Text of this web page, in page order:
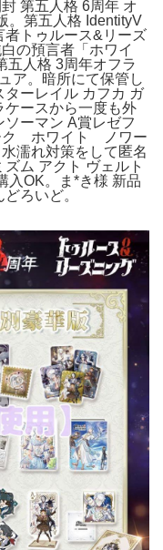
第五人格 6周年 オ
。第五人格 IdentityV
者トゥルース&リーズ
の預言者「ホワイ
五人格 3周年オフラ
ア。暗所にて保管し
ターレイル カフカ ガ
ケースから一度も外
ーマン A賞レゼフ
ク ホワイト ノワー
濡れ対策をして匿名
ム アクト ヴェルト
入OK。ま*き様 新品
ろいど。